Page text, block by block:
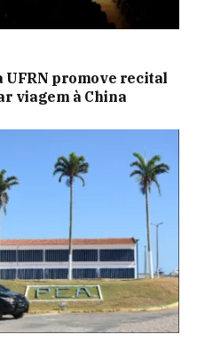
promove recital
viagem à China